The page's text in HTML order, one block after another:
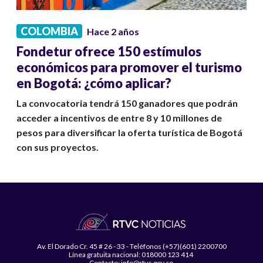
COLOMBIA Hace 2 años
Fondetur ofrece 150 estímulos
económicos para promover el turismo
en Bogotá: ¿cómo aplicar?
La convocatoria tendrá 150 ganadores que podrán
acceder a incentivos de entre 8 y 10 millones de
pesos para diversificar la oferta turística de Bogotá
con sus proyectos.
Av. El Dorado Cr. 45 # 26 - 33 - Teléfonos (+57)(601) 2200700
Línea gratuita nacional: 018000 123 414